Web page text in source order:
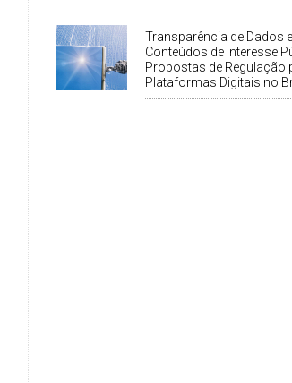
Transparência de Dados
Conteúdos de Interesse
Propostas de Regulação
Plataformas Digitais no